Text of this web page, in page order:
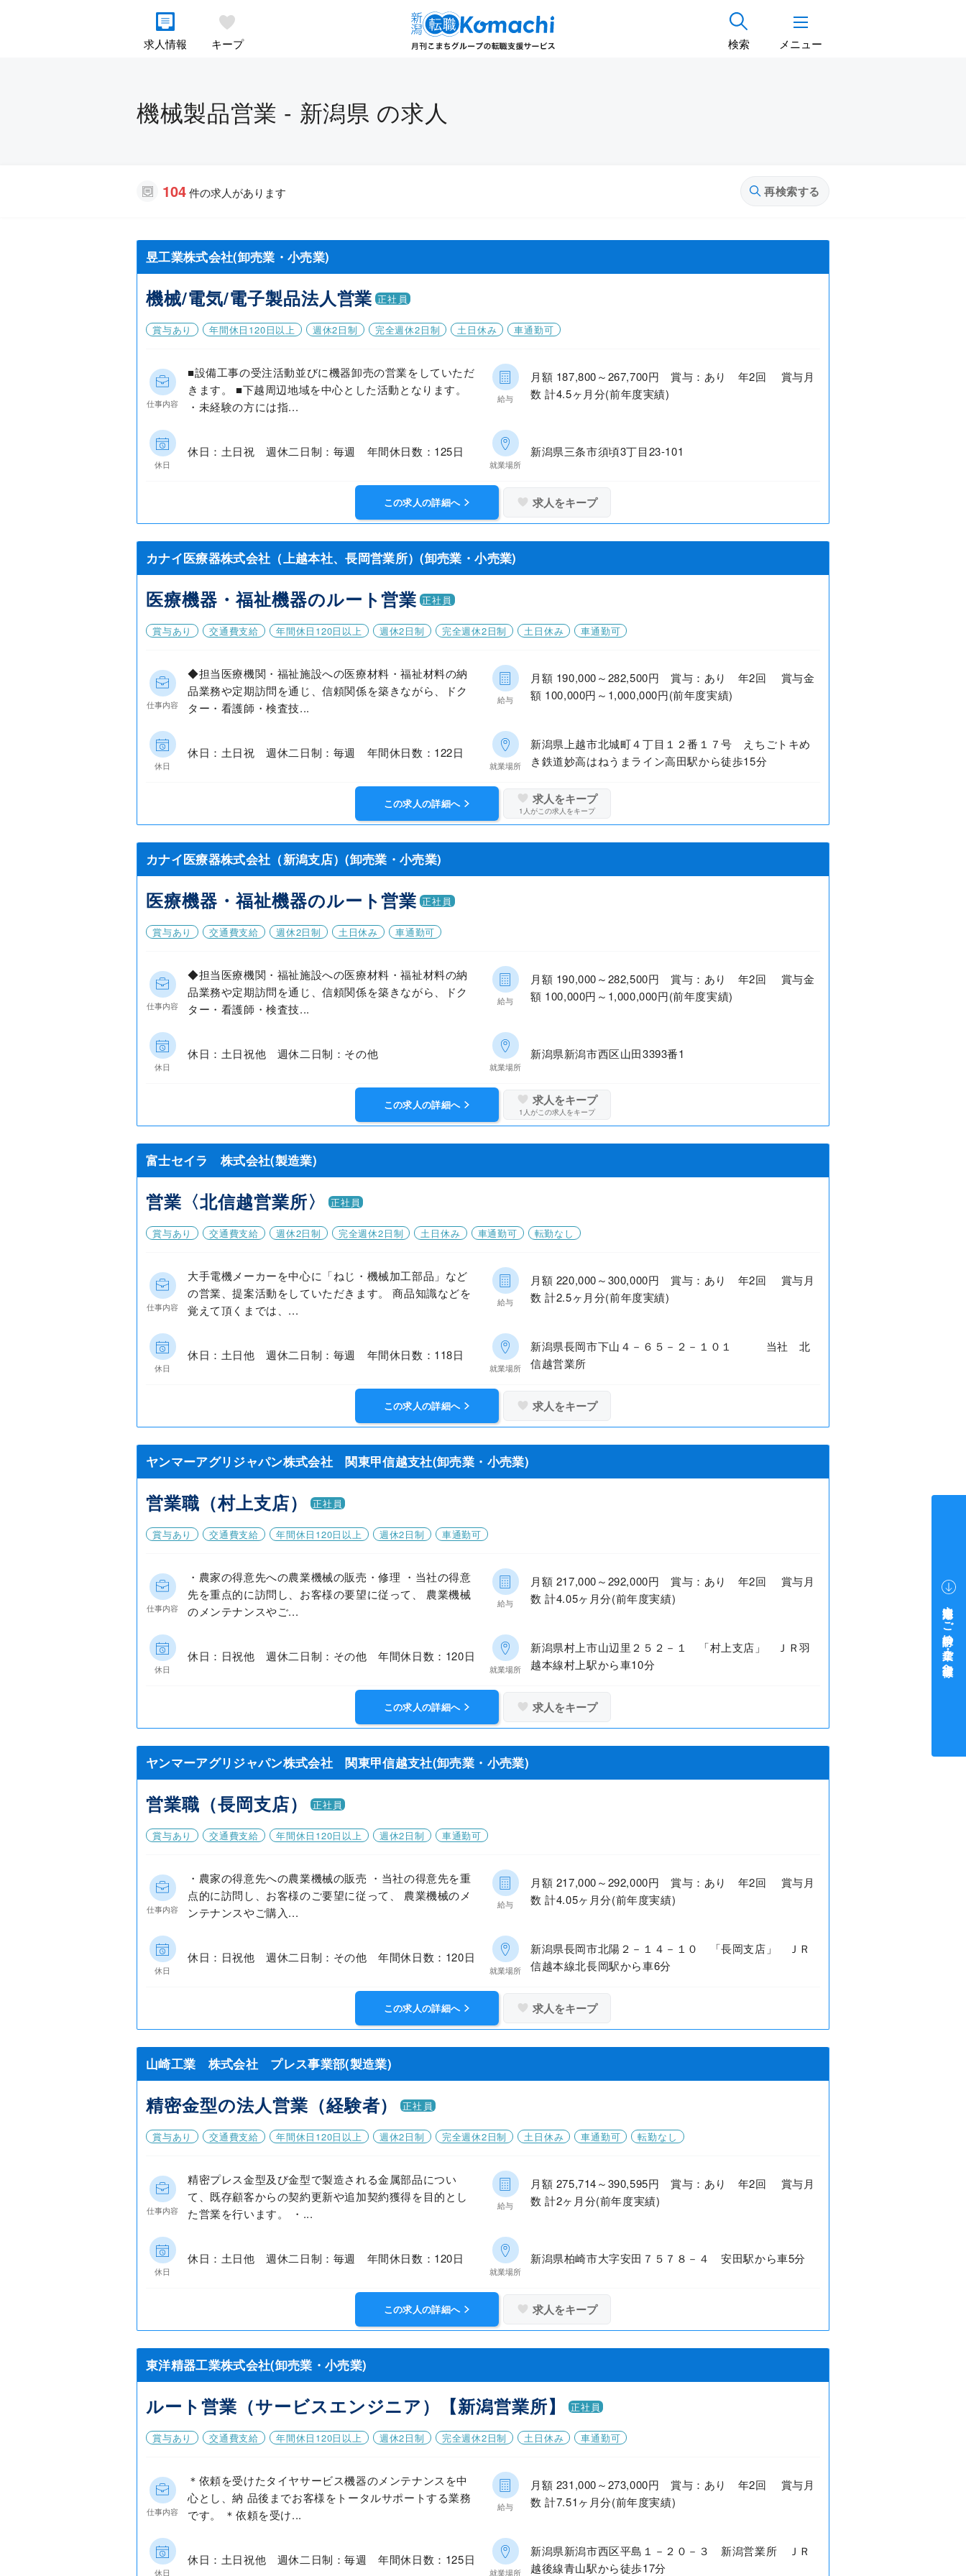
求人情報 キープ 検索 メニュー
機械製品営業 - 新潟県 の求人
104件の求人があります 再検索する
昱工業株式会社(卸売業・小売業)
機械/電気/電子製品法人営業 正社員
賞与あり 年間休日120日以上 週休2日制 完全週休2日制 土日休み 車通勤可
仕事内容
■設備工事の受注活動並びに機器卸売の営業をしていただ
きます。 ■下越周辺地域を中心とした活動となります。
・未経験の方には指...
給与
月額 187,800～267,700円 賞与：あり 年2回 賞与月
数 計4.5ヶ月分(前年度実績)
休日
休日：土日祝 週休二日制：毎週 年間休日数：125日
就業場所
新潟県三条市須頃3丁目23-101
この求人の詳細へ 求人をキープ
カナイ医療器株式会社（上越本社、長岡営業所）(卸売業・小売業)
医療機器・福祉機器のルート営業 正社員
賞与あり 交通費支給 年間休日120日以上 週休2日制 完全週休2日制 土日休み 車通勤可
仕事内容
◆担当医療機関・福祉施設への医療材料・福祉材料の納
品業務や定期訪問を通じ、信頼関係を築きながら、ドク
ター・看護師・検査技...
給与
月額 190,000～282,500円 賞与：あり 年2回 賞与金
額 100,000円～1,000,000円(前年度実績)
休日
休日：土日祝 週休二日制：毎週 年間休日数：122日
就業場所
新潟県上越市北城町４丁目１２番１７号 えちごトキめ
き鉄道妙高はねうまライン高田駅から徒歩15分
この求人の詳細へ 求人をキープ
1 人がこの求人をキープ
カナイ医療器株式会社（新潟支店）(卸売業・小売業)
医療機器・福祉機器のルート営業 正社員
賞与あり 交通費支給 週休2日制 土日休み 車通勤可
仕事内容
◆担当医療機関・福祉施設への医療材料・福祉材料の納
品業務や定期訪問を通じ、信頼関係を築きながら、ドク
ター・看護師・検査技...
給与
月額 190,000～282,500円 賞与：あり 年2回 賞与金
額 100,000円～1,000,000円(前年度実績)
休日
休日：土日祝他 週休二日制：その他
就業場所
新潟県新潟市西区山田3393番1
この求人の詳細へ 求人をキープ
1 人がこの求人をキープ
富士セイラ 株式会社(製造業)
営業〈北信越営業所〉 正社員
賞与あり 交通費支給 週休2日制 完全週休2日制 土日休み 車通勤可 転勤なし
仕事内容
大手電機メーカーを中心に「ねじ・機械加工部品」など
の営業、提案活動をしていただきます。 商品知識などを
覚えて頂くまでは、...
給与
月額 220,000～300,000円 賞与：あり 年2回 賞与月
数 計2.5ヶ月分(前年度実績)
休日
休日：土日他 週休二日制：毎週 年間休日数：118日
就業場所
新潟県長岡市下山４－６５－２－１０１ 当社 北
信越営業所
この求人の詳細へ 求人をキープ
ヤンマーアグリジャパン株式会社 関東甲信越支社(卸売業・小売業)
営業職（村上支店） 正社員
賞与あり 交通費支給 年間休日120日以上 週休2日制 車通勤可
仕事内容
・農家の得意先への農業機械の販売・修理 ・当社の得意
先を重点的に訪問し、お客様の要望に従って、 農業機械
のメンテナンスやご...
給与
月額 217,000～292,000円 賞与：あり 年2回 賞与月
数 計4.05ヶ月分(前年度実績)
休日
休日：日祝他 週休二日制：その他 年間休日数：120日
就業場所
新潟県村上市山辺里２５２－１ 「村上支店」 ＪＲ羽
越本線村上駅から車10分
この求人の詳細へ 求人をキープ
ヤンマーアグリジャパン株式会社 関東甲信越支社(卸売業・小売業)
営業職（長岡支店） 正社員
賞与あり 交通費支給 年間休日120日以上 週休2日制 車通勤可
仕事内容
・農家の得意先への農業機械の販売 ・当社の得意先を重
点的に訪問し、お客様のご要望に従って、 農業機械のメ
ンテナンスやご購入...
給与
月額 217,000～292,000円 賞与：あり 年2回 賞与月
数 計4.05ヶ月分(前年度実績)
休日
休日：日祝他 週休二日制：その他 年間休日数：120日
就業場所
新潟県長岡市北陽２－１４－１０ 「長岡支店」 ＪＲ
信越本線北長岡駅から車6分
この求人の詳細へ 求人をキープ
山崎工業 株式会社 プレス事業部(製造業)
精密金型の法人営業（経験者） 正社員
賞与あり 交通費支給 年間休日120日以上 週休2日制 完全週休2日制 土日休み 車通勤可 転勤なし
仕事内容
精密プレス金型及び金型で製造される金属部品につい
て、既存顧客からの契約更新や追加契約獲得を目的とし
た営業を行います。 ・...
給与
月額 275,714～390,595円 賞与：あり 年2回 賞与月
数 計2ヶ月分(前年度実績)
休日
休日：土日他 週休二日制：毎週 年間休日数：120日
就業場所
新潟県柏崎市大字安田７５７８－４ 安田駅から車5分
この求人の詳細へ 求人をキープ
東洋精器工業株式会社(卸売業・小売業)
ルート営業（サービスエンジニア）【新潟営業所】 正社員
賞与あり 交通費支給 年間休日120日以上 週休2日制 完全週休2日制 土日休み 車通勤可
仕事内容
＊依頼を受けたタイヤサービス機器のメンテナンスを中
心とし、納 品後までお客様をトータルサポートする業務
です。 ＊依頼を受け...
給与
月額 231,000～273,000円 賞与：あり 年2回 賞与月
数 計7.51ヶ月分(前年度実績)
休日
休日：土日祝他 週休二日制：毎週 年間休日数：125日
就業場所
新潟県新潟市西区平島１－２０－３ 新潟営業所 ＪＲ
越後線青山駅から徒歩17分
中途採用をご検討中の企業・ご担当者様へ